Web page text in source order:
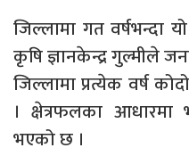
जिल्लामा गत वर्षभन्दा
कृषि ज्ञानकेन्द्र गुल्मीले
जिल्लामा प्रत्येक वर्ष
। क्षेत्रफलका
भएको छ ।